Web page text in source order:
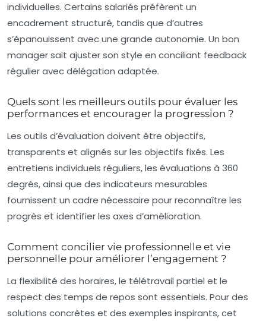
individuelles. Certains salariés préfèrent un
encadrement structuré, tandis que d’autres
s’épanouissent avec une grande autonomie. Un bon
manager sait ajuster son style en conciliant feedback
régulier avec délégation adaptée.
Quels sont les meilleurs outils pour évaluer les
performances et encourager la progression ?
Les outils d’évaluation doivent être objectifs,
transparents et alignés sur les objectifs fixés. Les
entretiens individuels réguliers, les évaluations à 360
degrés, ainsi que des indicateurs mesurables
fournissent un cadre nécessaire pour reconnaître les
progrès et identifier les axes d’amélioration.
Comment concilier vie professionnelle et vie
personnelle pour améliorer l’engagement ?
La flexibilité des horaires, le télétravail partiel et le
respect des temps de repos sont essentiels. Pour des
solutions concrètes et des exemples inspirants, cet